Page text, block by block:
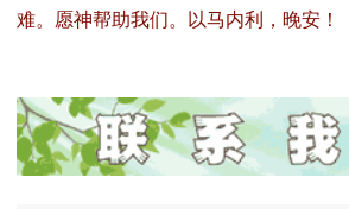
难。愿神帮助我们。以马内利，晚安！